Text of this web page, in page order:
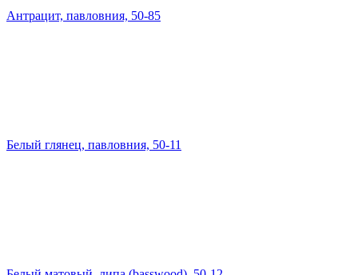
Антрацит, павловния, 50-85
Белый глянец, павловния, 50-11